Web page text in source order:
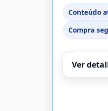
Conteúdo
Compra
Ver